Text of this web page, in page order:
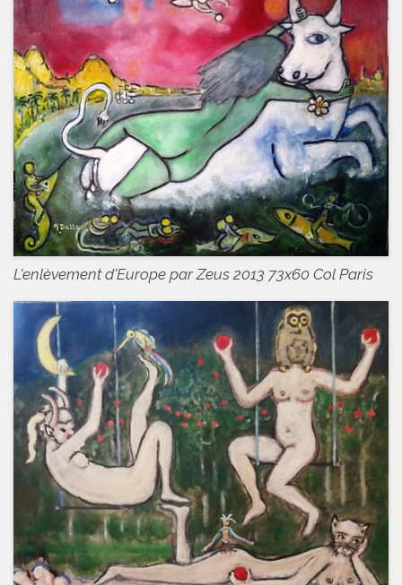
L'enlèvement d'Europe par Zeus 2013 73x60 Col Paris